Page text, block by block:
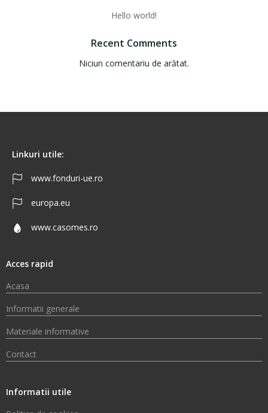
Hello world!
Recent Comments
Niciun comentariu de arătat.
Linkuri utile:
www.fonduri-ue.ro
europa.eu
www.casomes.ro
Acces rapid
Acasa
Informatii generale
Materiale informative
Contact
Informatii utile